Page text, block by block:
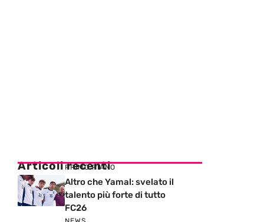
Articoli recenti
PRIMO PIANO
Altro che Yamal: svelato il
talento più forte di tutto
FC26